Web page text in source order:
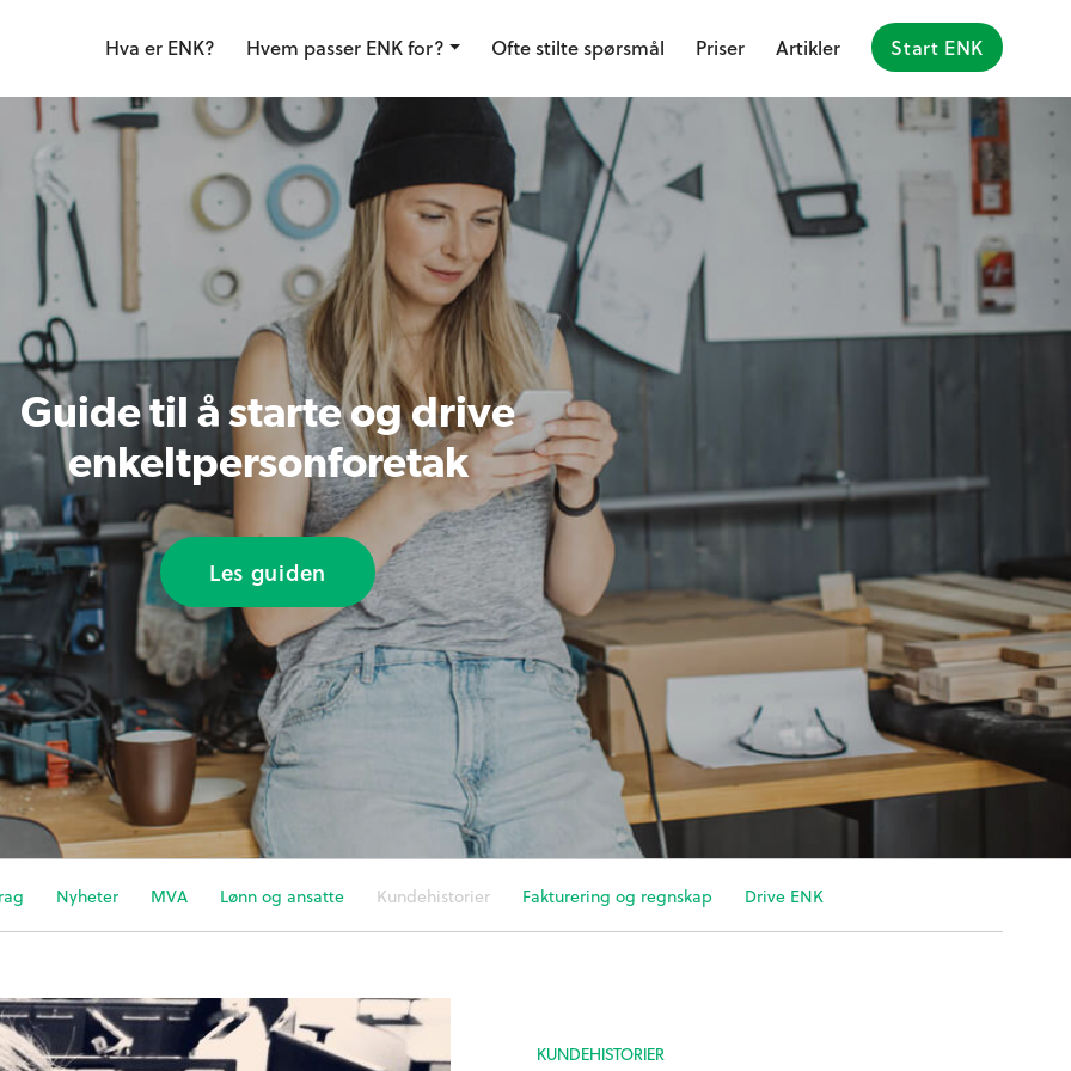
Hva er ENK? Hvem passer ENK for? Ofte stilte spørsmål Priser Artikler Start ENK
Guide til åstarte og drive
enkeltpersonforetak
Les guiden
Nyheter MVA Lønn og ansatte Kundehistorier Fakturering og regnskap Drive ENK
KUNDEHISTORIER